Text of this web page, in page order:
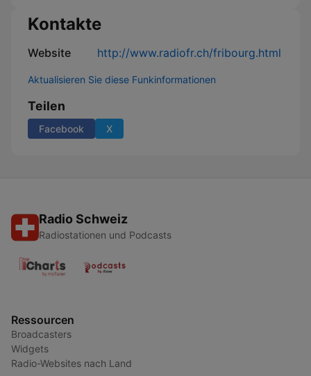
Kontakte
Website http://www.radiofr.ch/fribourg.html
Aktualisieren Sie diese Funkinformationen
Teilen
Facebook X
Radio Schweiz
Radiostationen und Podcasts
Ressourcen
Broadcasters
Widgets
Radio-Websites nach Land